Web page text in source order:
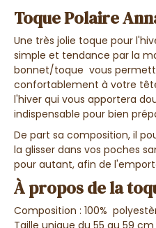
Toque Polaire
Une très jolie toque pour
simple et tendance par la
bonnet/toque vous
confortablement à votre
l'hiver qui vous apportera
indispensable pour bien
De part sa composition, il
la glisser dans vos poches
pour autant, afin de
À propos de la
Composition : 100%